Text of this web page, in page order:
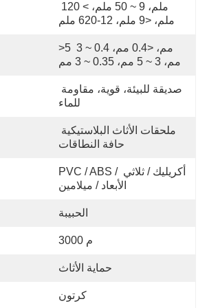
ملم، <9 ملم، 12-620 ملم
>5 مم، <0.4 مم، 0.4 ~ 3
مم، 3 ~ 5 مم، 0.35 ~ 3 مم
للماء
حافة النطاقات
PVC / ABS / أكريليك / ثلاثي
الأبعاد / ميلامين
الحبيبة
3000 م
حماية الأثاث
كرتون